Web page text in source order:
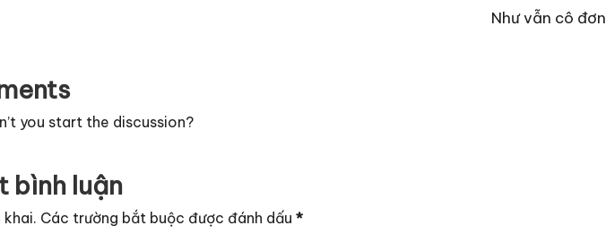
Như vẫn cô đơn
you start the discussion?
bình luận
Các trường bắt buộc được đánh dấu *